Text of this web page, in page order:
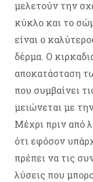
μελετούν την
κύκλο και το
είναι ο
δέρμα. Ο
αποκατάσταση
που συμβαίνει
μειώνεται με
Μέχρι πριν από
ότι εφόσον
πρέπει να τις
λύσεις που